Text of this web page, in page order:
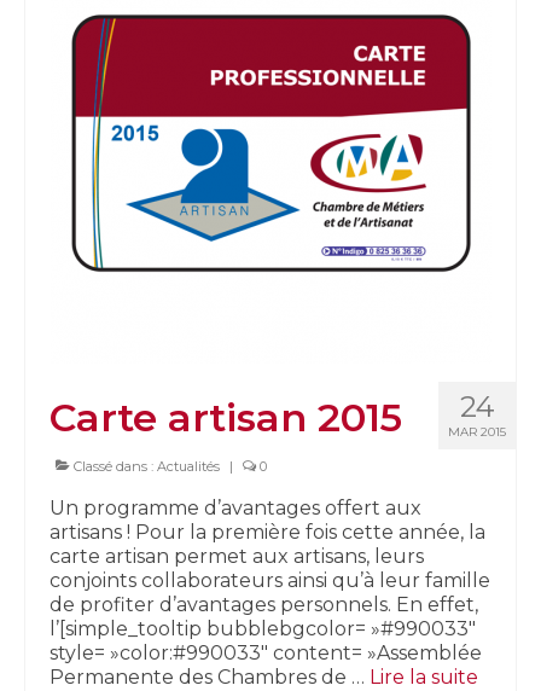
24
MAR 2015
Carte artisan 2015
Classé dans : Actualités | 0
Un programme d’avantages offert aux
artisans ! Pour la première fois cette année, la
carte artisan permet aux artisans, leurs
conjoints collaborateurs ainsi qu’à leur famille
de profiter d’avantages personnels. En effet,
l’[simple_tooltip bubblebgcolor= »#990033″
style= »color:#990033″ content= »Assemblée
Permanente des Chambres de … Lire la suite­­